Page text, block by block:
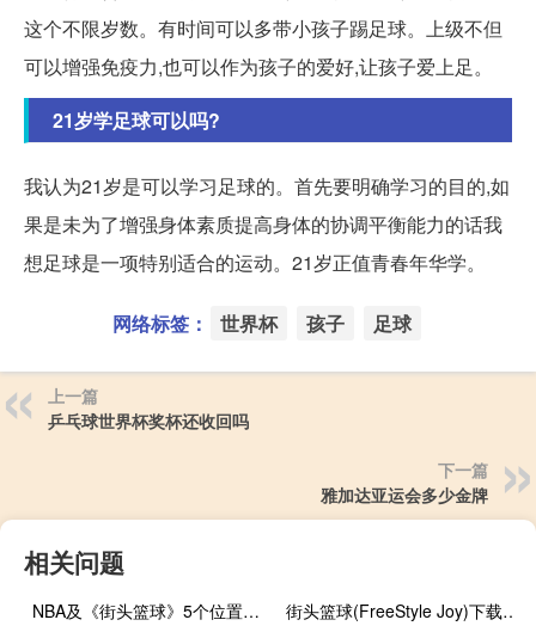
这个不限岁数。有时间可以多带小孩子踢足球。上级不但
可以增强免疫力,也可以作为孩子的爱好,让孩子爱上足。
21岁学足球可以吗?
我认为21岁是可以学习足球的。首先要明确学习的目的,如
果是未为了增强身体素质提高身体的协调平衡能力的话我
想足球是一项特别适合的运动。21岁正值青春年华学。
网络标签： 世界杯 孩子 足球
上一篇
乒乓球世界杯奖杯还收回吗
下一篇
雅加达亚运会多少金牌
相关问题
NBA及《街头篮球》5个位置的详细介绍
街头篮球(FreeStyle Joy)下载(电脑、安卓和IOS所有版本)